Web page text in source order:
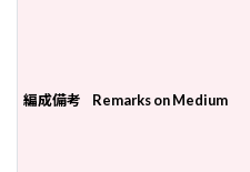
編成備考 Remarks on Medium